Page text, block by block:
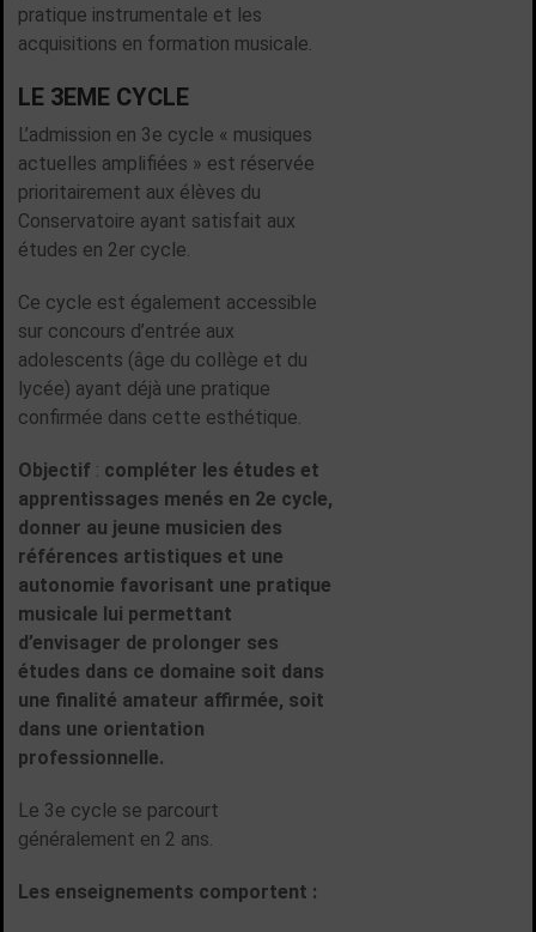
pratique instrumentale et les
acquisitions en formation musicale.
LE 3EME CYCLE
L’admission en 3e cycle « musiques
actuelles amplifiées » est réservée
prioritairement aux élèves du
Conservatoire ayant satisfait aux
études en 2er cycle.
Ce cycle est également accessible
sur concours d’entrée aux
adolescents (âge du collège et du
lycée) ayant déjà une pratique
confirmée dans cette esthétique.
Objectif : compléter les études et
apprentissages menés en 2e cycle,
donner au jeune musicien des
références artistiques et une
autonomie favorisant une pratique
musicale lui permettant
d’envisager de prolonger ses
études dans ce domaine soit dans
une finalité amateur affirmée, soit
dans une orientation
professionnelle.
Le 3e cycle se parcourt
généralement en 2 ans.
Les enseignements comportent :